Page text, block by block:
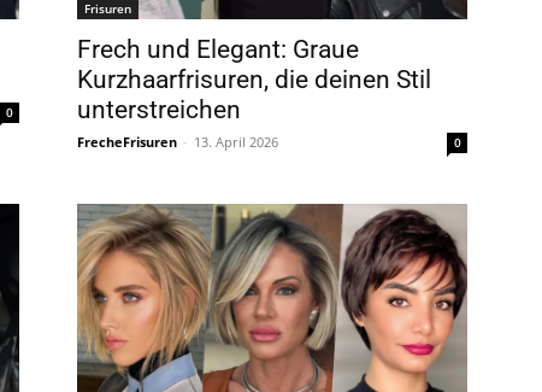
0
Frisuren
Frech und Elegant: Graue
Kurzhaarfrisuren, die deinen Stil
unterstreichen
FrecheFrisuren - 13. April 2026 0